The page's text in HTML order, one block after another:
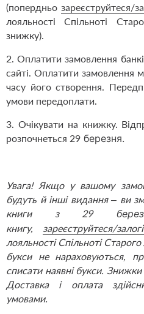
(попердньо зареєструйтеся/
лояльності Спільноті
знижку).
2. Оплатити замовлення
сайті. Оплатити
часу його створення.
умови передоплати.
3. Очікувати на книжку.
розпочнеться 29 березня.
Увага! Якщо у вашому
будуть й інші видання – ви
книги з 29
книгу, зареєструйтеся/
лояльності Спільноті
букси не нараховуються,
списати наявні букси.
Доставка і оплата
умовами.